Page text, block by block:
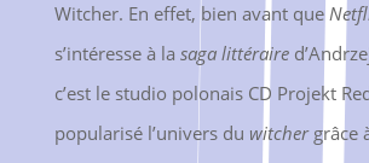
Witcher. En effet, bien avant que
s’intéresse à la saga littéraire
c’est le studio polonais CD Projekt
popularisé l’univers du witchergrâce